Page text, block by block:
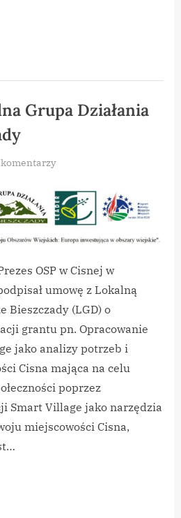
Grupa Działania
do
–
Lokalna
Grupa
Działania
Bieszczady
OSP w Cisnej w
umowę z Lokalną
Bieszczady (LGD) o
grantu pn. Opracowanie
jako analizy potrzeb i
Cisna mająca na celu
poprzez
Smart Village jako narzędzia
miejscowości Cisna,